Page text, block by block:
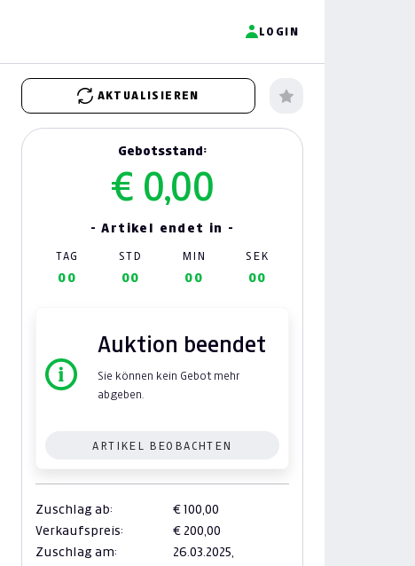
LOGIN
AKTUALISIEREN
Gebotsstand:
€ 0,00
- Artikel endet in -
TAG STD MIN SEK
00 00 00 00
Auktion beendet
Sie können kein Gebot mehr
abgeben.
ARTIKEL BEOBACHTEN
Zuschlag ab:
€ 100,00
Verkaufspreis:
€ 200,00
Zuschlag am:
26.03.2025,